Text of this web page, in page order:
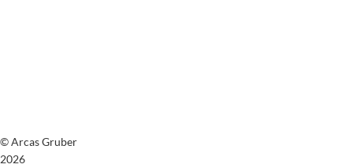
© Arcas Gruber
2026